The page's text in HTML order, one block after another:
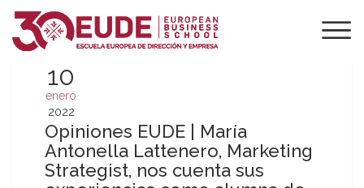
10
enero
2022
Opiniones EUDE | María
Antonella Lattenero, Marketing
Strategist, nos cuenta sus